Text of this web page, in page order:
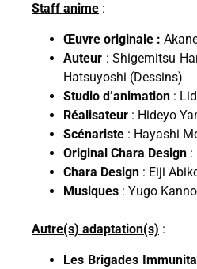
Staff anime :
Œuvre originale :
Auteur : Shigemitsu
Hatsuyoshi (Dessins)
Studio d’animation :
Réalisateur : Hideyo
Scénariste : Hayashi
Original Chara Design :
Chara Design : Eiji
Musiques : Yugo Kanno
Autre(s) adaptation(s) :
Les Brigades